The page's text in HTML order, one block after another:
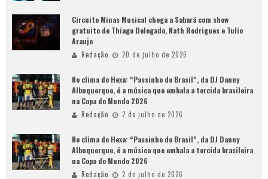
Circuito Minas Musical chega a Sabará com show
gratuito de Thiago Delegado, Nath Rodrigues e Tulio
Araujo
Redação 20 de julho de 2026
No clima do Hexa: “Passinho do Brasil”, da DJ Danny
Albuquerque, é a música que embala a torcida brasileira
na Copa do Mundo 2026
Redação 2 de julho de 2026
No clima do Hexa: “Passinho do Brasil”, da DJ Danny
Albuquerque, é a música que embala a torcida brasileira
na Copa do Mundo 2026
Redação 2 de julho de 2026